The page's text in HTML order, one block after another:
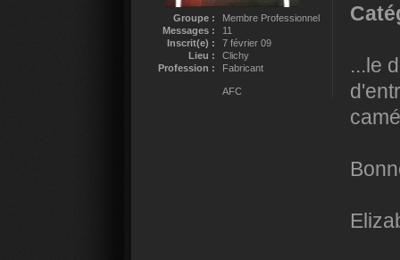
Groupe :
Membre Professionnel
Messages :
11
Inscrit(e) :
7 février 09
Lieu :
Clichy
Profession :
Fabricant
AFC
...le